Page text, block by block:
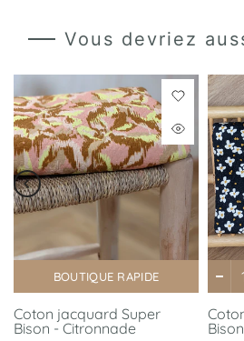
Vous devriez
BOUTIQUE RAPIDE
Coton jacquard Super
Bison - Citronnade